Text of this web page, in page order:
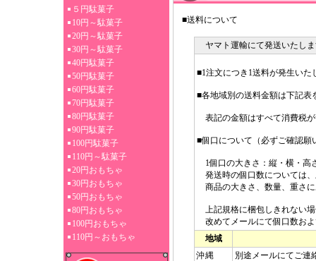
５円駄菓子
10円～駄菓子
20円～駄菓子
30円～駄菓子
40円駄菓子
50円駄菓子
60円駄菓子
70円駄菓子
80円駄菓子
90円駄菓子
100円駄菓子
110円～駄菓子
20円おもちゃ
30円おもちゃ
50円おもちゃ
80円おもちゃ
100円おもちゃ
110円～おもちゃ
■送料について
ヤマト運輸にて発送いたし
■1注文につき1送料が発生いた
■各地域別の送料金額は下記表
表記の金額はすべて消費税
■個口について（必ずご確認願
1個口の大きさ：縦・横・高
発送時の個口数については
商品の大きさ、数量、重さ
上記規格に梱包しきれない
改めてメールにて個口数お
地域
沖縄
別途メールにてご連